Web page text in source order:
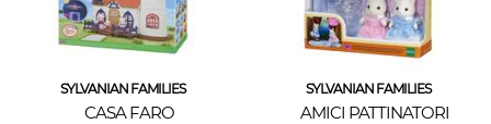
SYLVANIAN FAMILIES
CASA FARO
SYLVANIAN FAMILIES
AMICI PATTINATORI